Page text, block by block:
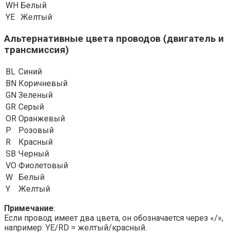
WH Белый
YE Желтый
Альтернативные цвета проводов (двигатель и
трансмиссия)
BL Синий
BN Коричневый
GN Зеленый
GR Серый
OR Оранжевый
P
Розовый
R
Красный
SB Черный
VO Фиолетовый
W
Белый
Y
Желтый
Примечание:
Если провод имеет два цвета, он обозначается через «/»,
например: YE/RD = желтый/красный.